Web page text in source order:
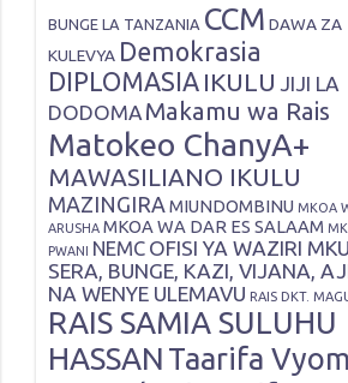
BUNGE LA TANZANIA CCM DAWA ZA
KULEVYA Demokrasia
DIPLOMASIA IKULU JIJI LA
DODOMA Makamu wa Rais
Matokeo ChanyA+
MAWASILIANO IKULU
MAZINGIRAMIUNDOMBINU MKOA
ARUSHA MKOA WA DAR ES SALAAM
PWANI NEMC OFISI YA WAZIRI
SERA, BUNGE, KAZI, VIJANA,
NA WENYE ULEMAVU RAIS DKT.
RAIS SAMIA SULUHU
HASSAN Taarifa